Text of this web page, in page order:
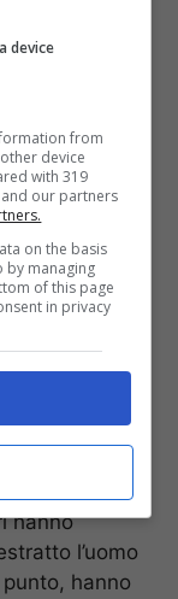
morto il
privo di vita
, a
suBrescia
di un
sono
hanno
l’uomo
hanno
device
from
device
with 319
our partners
on the basis
by managing
of this page
in privacy